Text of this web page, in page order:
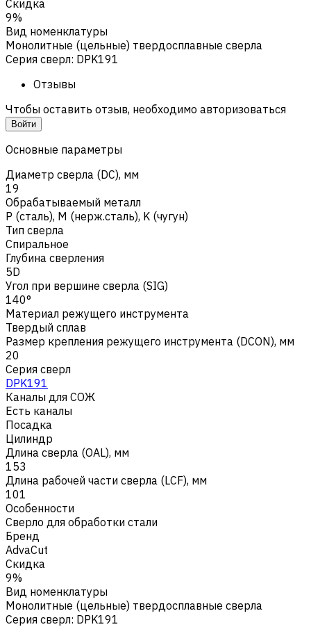
Скидка
9%
Вид номенклатуры
Монолитные (цельные) твердосплавные сверла
Серия сверл: DPK191
Отзывы
Чтобы оставить отзыв, необходимо авторизоваться
Войти
Основные параметры
Диаметр сверла (DC), мм
19
Обрабатываемый металл
Р (сталь), M (нерж.сталь), K (чугун)
Тип сверла
Спиральное
Глубина сверления
5D
Угол при вершине сверла (SIG)
140°
Материал режущего инструмента
Твердый сплав
Размер крепления режущего инструмента (DCON), мм
20
Серия сверл
DPK191
Каналы для СОЖ
Есть каналы
Посадка
Цилиндр
Длина сверла (OAL), мм
153
Длина рабочей части сверла (LCF), мм
101
Особенности
Сверло для обработки стали
Бренд
AdvaCut
Скидка
9%
Вид номенклатуры
Монолитные (цельные) твердосплавные сверла
Серия сверл: DPK191